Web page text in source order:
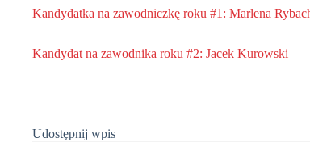
Kandydatka na zawodniczkę roku #1: Marlena
Kandydat na zawodnika roku #2: Jacek Kurowski
Udostępnij wpis